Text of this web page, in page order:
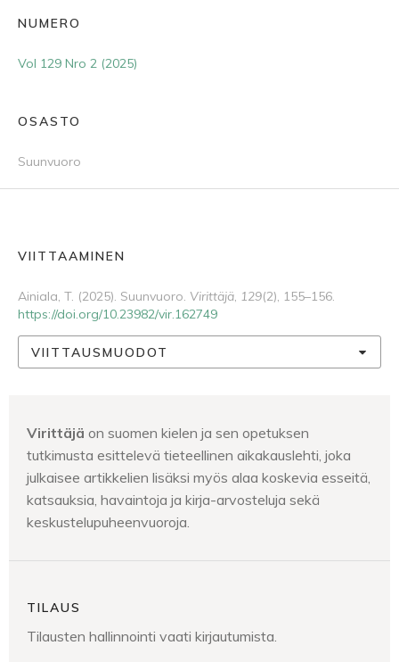
NUMERO
Vol 129 Nro 2 (2025)
OSASTO
Suunvuoro
VIITTAAMINEN
Ainiala, T. (2025). Suunvuoro. Virittäjä, 129(2), 155–156.
https://doi.org/10.23982/vir.162749
VIITTAUSMUODOT
Virittäjä on suomen kielen ja sen opetuksen
tutkimusta esittelevä tieteellinen aikakauslehti, joka
julkaisee artikkelien lisäksi myös alaa koskevia esseitä,
katsauksia, havaintoja ja kirja-arvosteluja sekä
keskustelupuheenvuoroja.
TILAUS
Tilausten hallinnointi vaati kirjautumista.